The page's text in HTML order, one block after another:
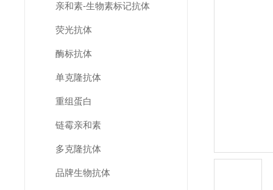
亲和素-生物素标记抗体
荧光抗体
酶标抗体
单克隆抗体
重组蛋白
链霉亲和素
多克隆抗体
品牌生物抗体